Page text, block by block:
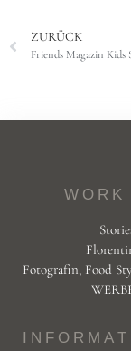
ZURÜCK
Friends Magazin Kids
Fotografin, Food